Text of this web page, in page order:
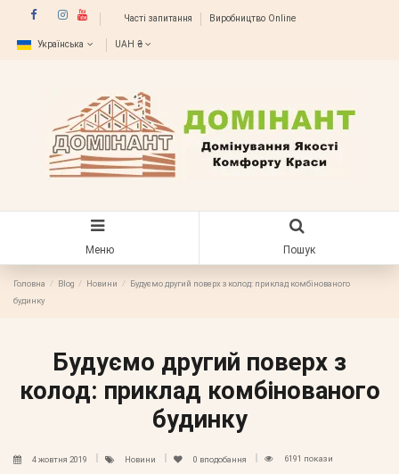
Часті запитання Виробництво Online
Українська UAH ₴
Меню Пошук
Головна Blog Новини
Будуємо другий поверх з колод: приклад комбінованого
будинку
Будуємо другий поверх з
колод: приклад комбінованого
будинку
4 жовтня 2019 Новини 0 вподобання 6191 покази